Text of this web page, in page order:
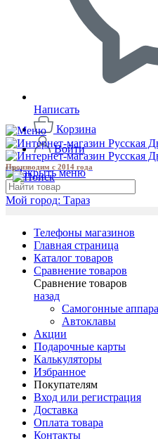
Написать
Корзина
Войти
Производим с 2014 года
Мой город: Тараз
Телефоны магазинов
Главная страница
Каталог товаров
Сравнение товаров
Сравнение товаров
назад
Самогонные
Автоклавы
Акции
Подарочные карты
Калькуляторы
Избранное
Покупателям
Вход или регистрация
Доставка
Оплата товара
Контакты